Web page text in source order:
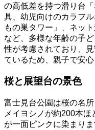
の高低差を持つ滑り台
具、幼児向けのカラフ
もの巣タワー」、ネッ
など、多様な年齢の子
性が考慮されており、
ているため、親子で安心
桜と展望台の景色
富士見台公園は桜の名
メイヨシノが約200本
が一面ピンクに染まり